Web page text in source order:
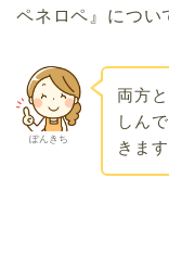
ペネロペ』につい
ぽんきち
両方
しん
きます